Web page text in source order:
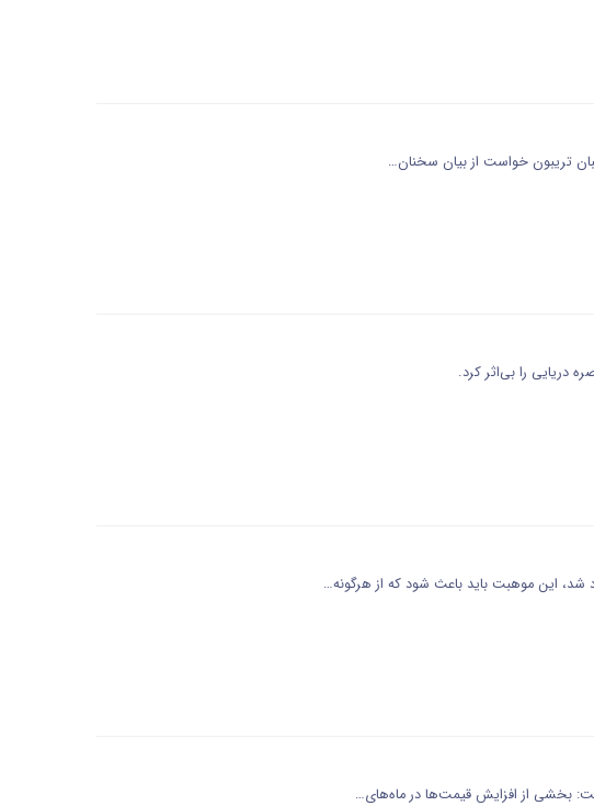
تریبون خواست از بیان سخنان…
دریایی را بی‌اثر کرد.
این موهبت باید باعث شود که از هرگونه…
بخشی از افزایش قیمت‌ها در ماه‌های…